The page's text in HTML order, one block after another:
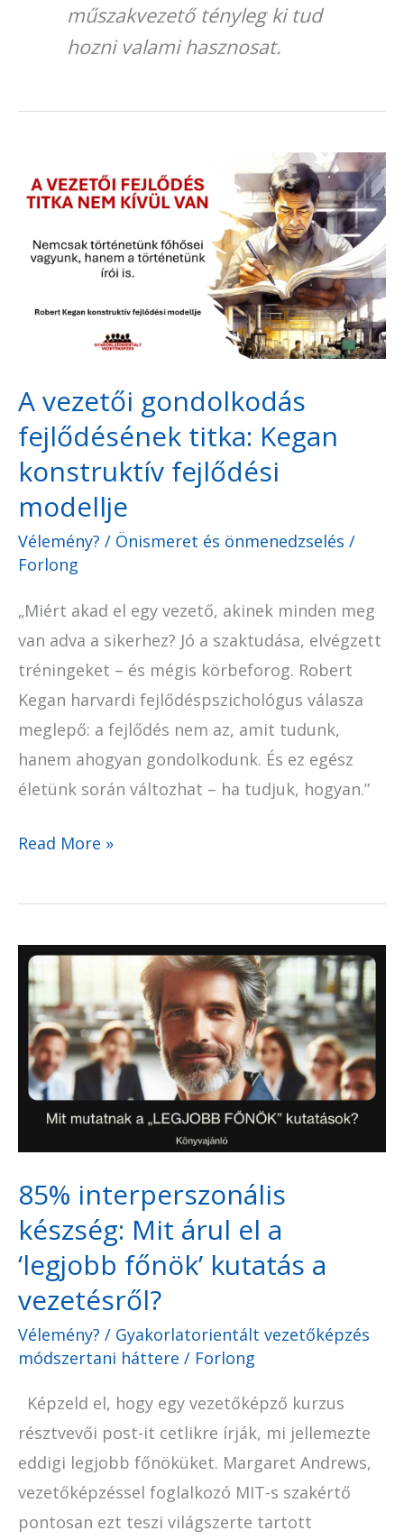
műszakvezető tényleg ki tud
hozni valami hasznosat.
A vezetői gondolkodás
fejlődésének titka: Kegan
konstruktív fejlődési
modellje
Vélemény? / Önismeret és önmenedzselés /
Forlong
„Miért akad el egy vezető, akinek minden meg
van adva a sikerhez? Jó a szaktudása, elvégzett
tréningeket – és mégis körbeforog. Robert
Kegan harvardi fejlődéspszichológus válasza
meglepő: a fejlődés nem az, amit tudunk,
hanem ahogyan gondolkodunk. És ez egész
életünk során változhat – ha tudjuk, hogyan.”
vezetői
fejlődésének
Kegan
konstruktív
modellje
Read More »
85% interperszonális
készség: Mit árul el a
‘legjobb főnök’ kutatás a
vezetésről?
Vélemény? / Gyakorlatorientált vezetőképzés
módszertani háttere / Forlong
Képzeld el, hogy egy vezetőképző kurzus
résztvevői post-it cetlikre írják, mi jellemezte
eddigi legjobb főnöküket. Margaret Andrews,
vezetőképzéssel foglalkozó MIT-s szakértő
pontosan ezt teszi világszerte tartott
85%
interperszonális
készség:
Mit
árul
főnök’
kutatás
a
vezetésről?